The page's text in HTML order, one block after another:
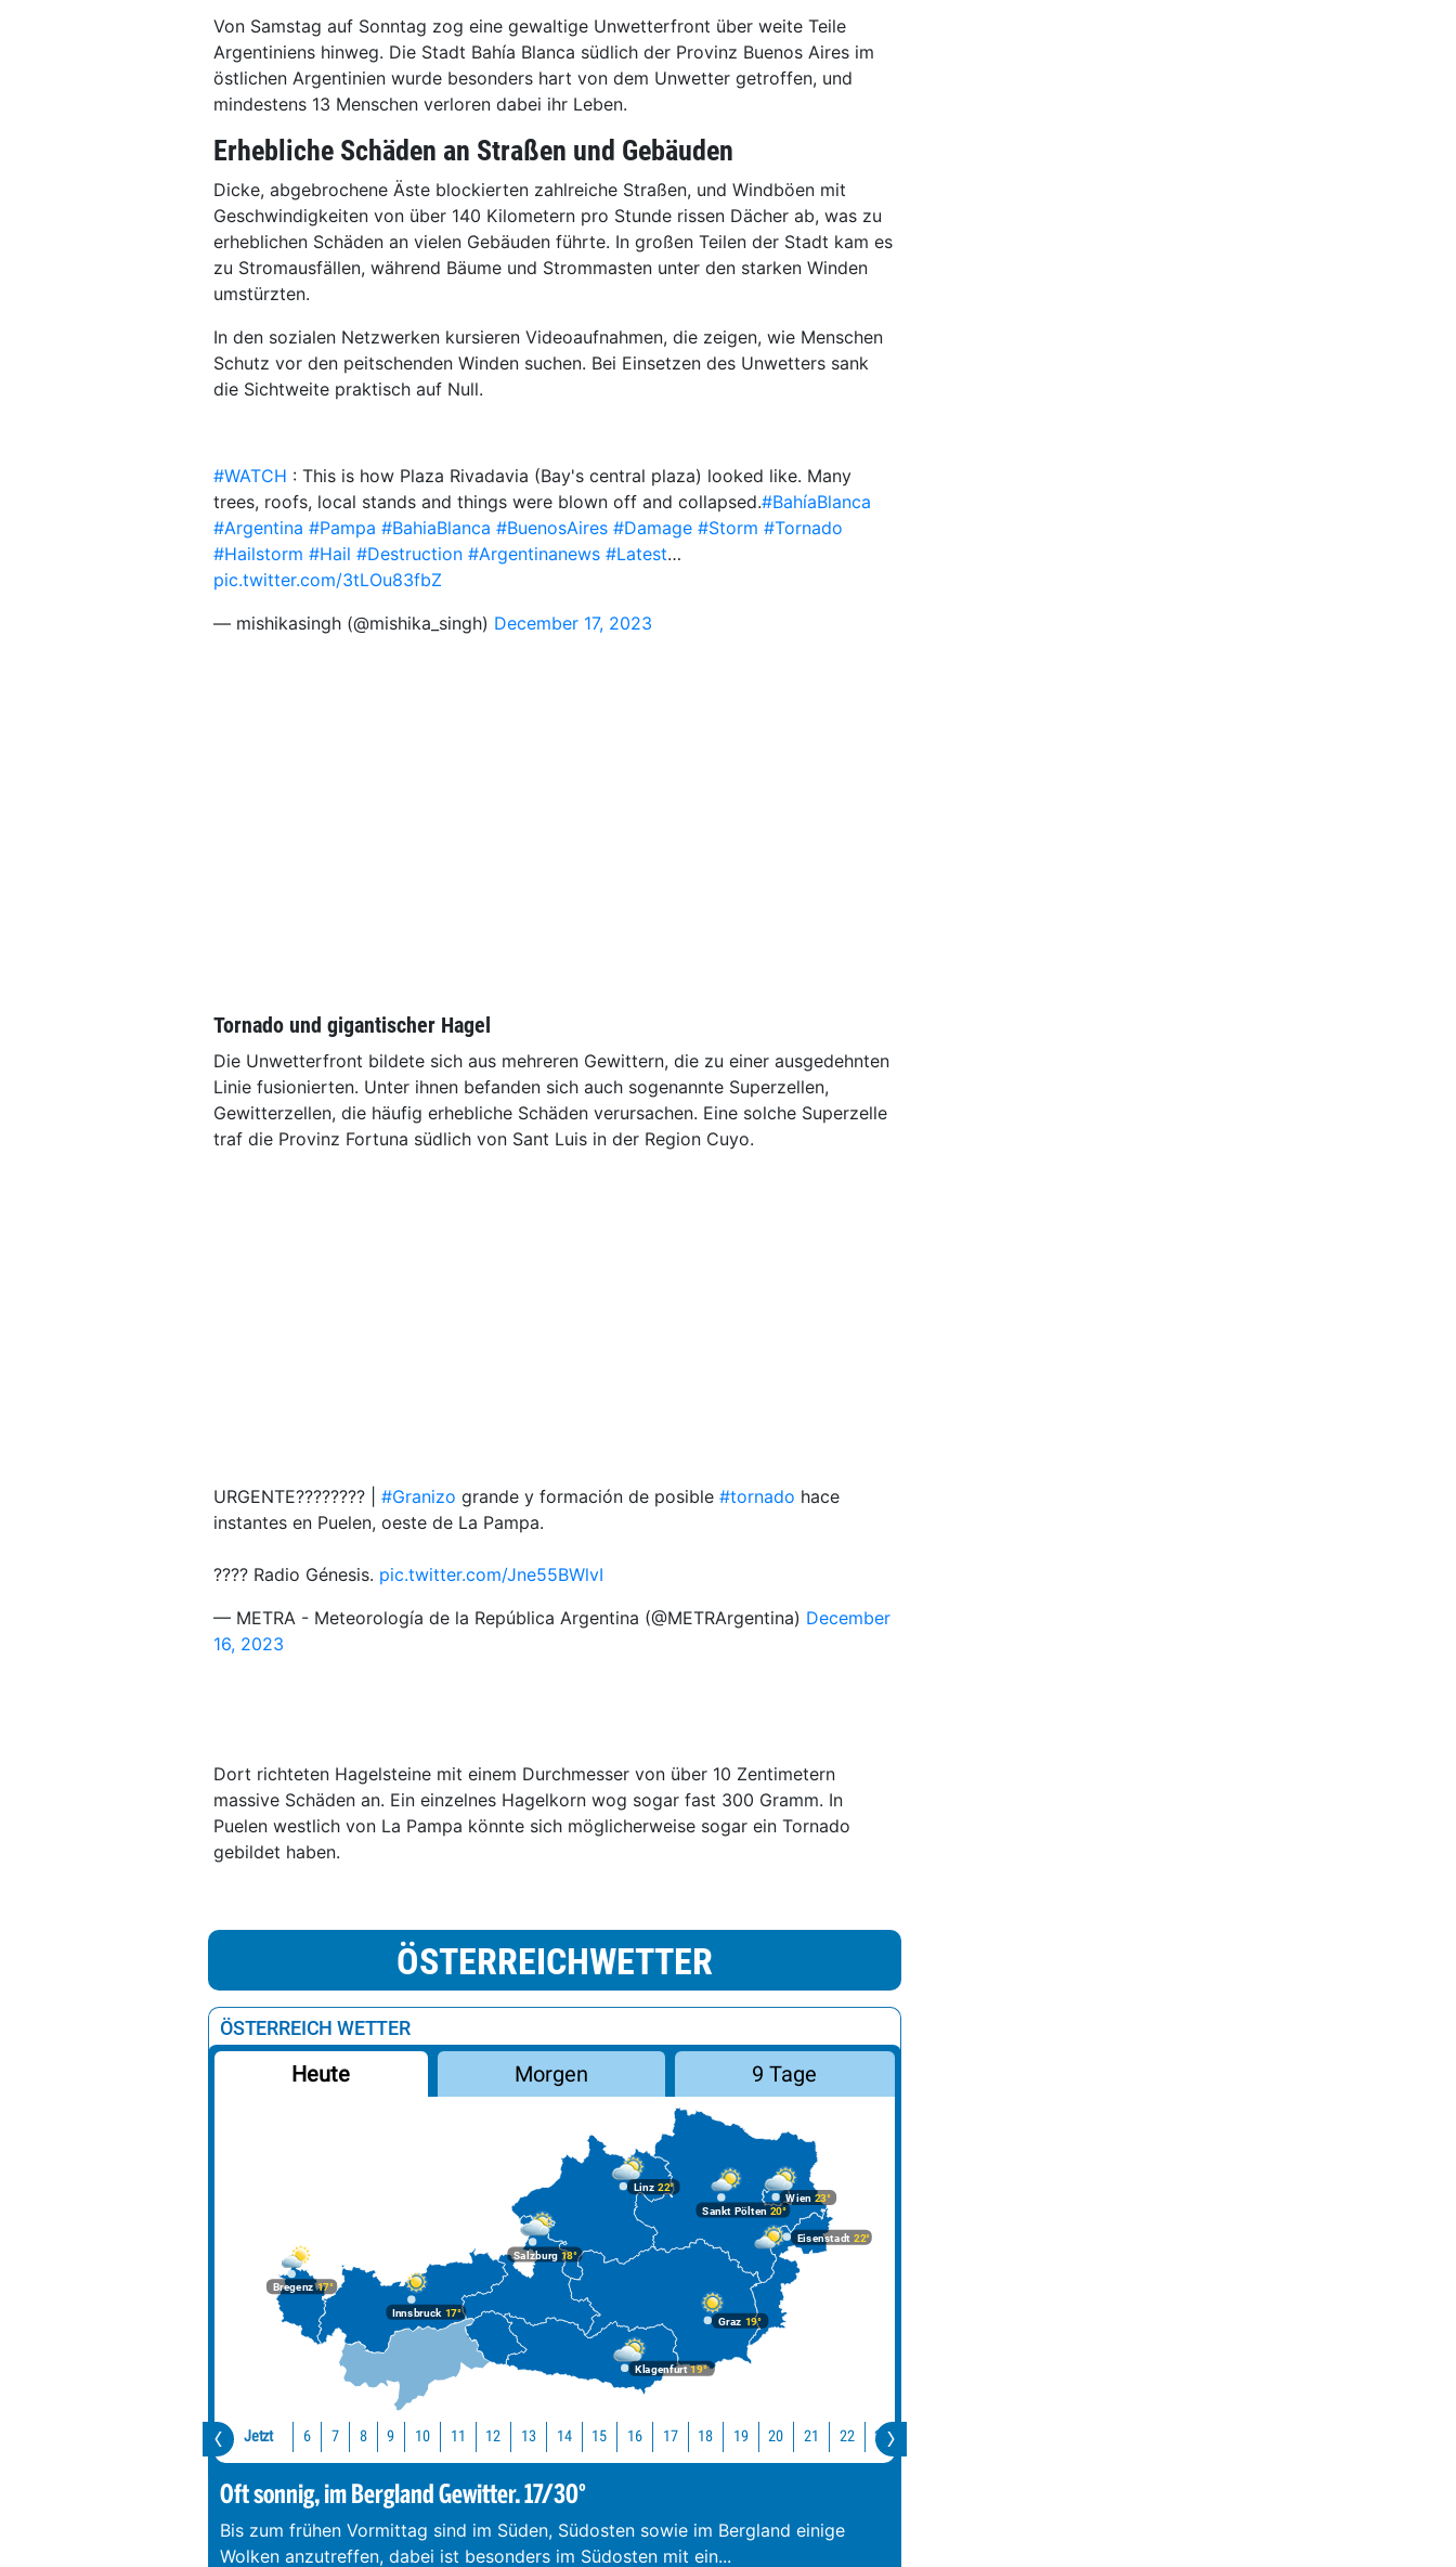
Von Samstag auf Sonntag zog eine gewaltige Unwetterfront über weite Teile
Argentiniens hinweg. Die Stadt Bahía Blanca südlich der Provinz Buenos Aires im
östlichen Argentinien wurde besonders hart von dem Unwetter getroffen, und
mindestens 13 Menschen verloren dabei ihr Leben.
Erhebliche Schäden an Straßen und Gebäuden
Dicke, abgebrochene Äste blockierten zahlreiche Straßen, und Windböen mit
Geschwindigkeiten von über 140 Kilometern pro Stunde rissen Dächer ab, was zu
erheblichen Schäden an vielen Gebäuden führte. In großen Teilen der Stadt kam es
zu Stromausfällen, während Bäume und Strommasten unter den starken Winden
umstürzten.
In den sozialen Netzwerken kursieren Videoaufnahmen, die zeigen, wie Menschen
Schutz vor den peitschenden Winden suchen. Bei Einsetzen des Unwetters sank
die Sichtweite praktisch auf Null.
#WATCH : This is how Plaza Rivadavia (Bay's central plaza) looked like. Many
trees, roofs, local stands and things were blown off and collapsed.#BahíaBlanca
#Argentina #Pampa #BahiaBlanca #BuenosAires #Damage #Storm #Tornado
#Hailstorm #Hail #Destruction #Argentinanews #Latest…
pic.twitter.com/3tLOu83fbZ
— mishikasingh (@mishika_singh) December 17, 2023
Tornado und gigantischer Hagel
Die Unwetterfront bildete sich aus mehreren Gewittern, die zu einer ausgedehnten
Linie fusionierten. Unter ihnen befanden sich auch sogenannte Superzellen,
Gewitterzellen, die häufig erhebliche Schäden verursachen. Eine solche Superzelle
traf die Provinz Fortuna südlich von Sant Luis in der Region Cuyo.
URGENTE???????? | #Granizo grande y formación de posible #tornado hace
instantes en Puelen, oeste de La Pampa.
???? Radio Génesis. pic.twitter.com/Jne55BWlvI
— METRA - Meteorología de la República Argentina (@METRArgentina) December
16, 2023
Dort richteten Hagelsteine mit einem Durchmesser von über 10 Zentimetern
massive Schäden an. Ein einzelnes Hagelkorn wog sogar fast 300 Gramm. In
Puelen westlich von La Pampa könnte sich möglicherweise sogar ein Tornado
gebildet haben.
ÖSTERREICHWETTER
ÖSTERREICH WETTER
Heute Morgen 9 Tage
Bregenz17°
Graz 19°
Innsbruck17°
Klagenfurt19°
Linz 22°
Salzburg18°
Wien 23°
Eisenstadt 22°
Sankt Pölten 20°
Jetzt 6 7 8 9 10 11 12 13 14 15 16 17 18 19 20 21 22 23
Oft sonnig, im Bergland Gewitter. 17/30°
Bis zum frühen Vormittag sind im Süden, Südosten sowie im Bergland einige
Wolken anzutreffen, dabei ist besonders im Südosten mit ein...